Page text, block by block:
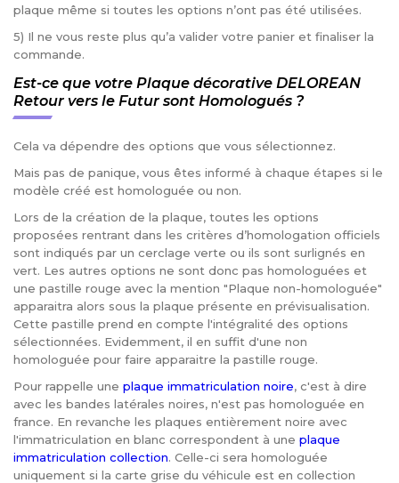
plaque même si toutes les options n’ont pas été utilisées.
5) Il ne vous reste plus qu’a valider votre panier et finaliser la
commande.
Est-ce que votre Plaque décorative DELOREAN
Retour vers le Futur sont Homologués ?
Cela va dépendre des options que vous sélectionnez.
Mais pas de panique, vous êtes informé à chaque étapes si le
modèle créé est homologuée ou non.
Lors de la création de la plaque, toutes les options
proposées rentrant dans les critères d’homologation officiels
sont indiqués par un cerclage verte ou ils sont surlignés en
vert. Les autres options ne sont donc pas homologuées et
une pastille rouge avec la mention "Plaque non-homologuée"
apparaitra alors sous la plaque présente en prévisualisation.
Cette pastille prend en compte l'intégralité des options
sélectionnées. Evidemment, il en suffit d'une non
homologuée pour faire apparaitre la pastille rouge.
Pour rappelle une plaque immatriculation noire, c'est à dire
avec les bandes latérales noires, n'est pas homologuée en
france. En revanche les plaques entièrement noire avec
l'immatriculation en blanc correspondent à une plaque
immatriculation collection. Celle-ci sera homologuée
uniquement si la carte grise du véhicule est en collection